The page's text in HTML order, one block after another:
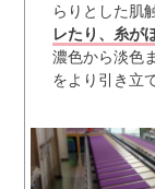
らりとした肌
レたり、糸が
濃色から淡色
をより引き立